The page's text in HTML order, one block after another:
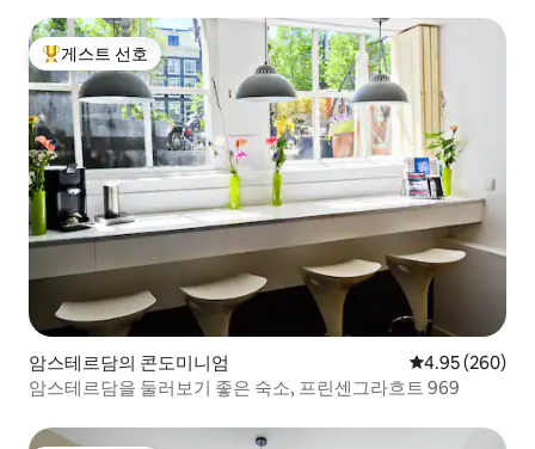
상위 게스트 선호
게스트 선호
암스테르담의 콘도미니엄 평점 4.95점(5
4.95 (260)
암스테르담을 둘러보기 좋은 숙소, 프린센그라흐트 969